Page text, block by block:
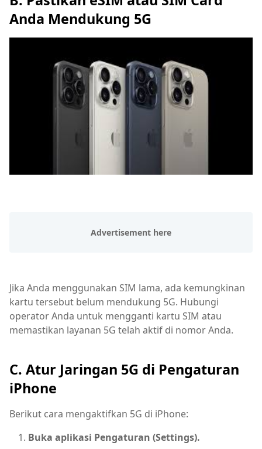
Anda Mendukung 5G
Jika Anda menggunakan SIM lama, ada kemungkinan
kartu tersebut belum mendukung 5G. Hubungi
operator Anda untuk mengganti kartu SIM atau
memastikan layanan 5G telah aktif di nomor Anda.
C. Atur Jaringan 5G di Pengaturan
iPhone
Berikut cara mengaktifkan 5G di iPhone:
Buka aplikasi Pengaturan (Settings).